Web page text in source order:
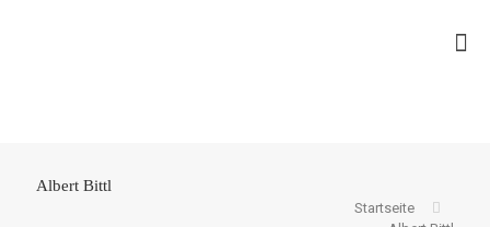
Albert Bittl
Startseite